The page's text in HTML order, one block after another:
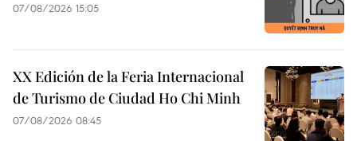
07/08/2026 15:05
XX Edición de la Feria Internacional
de Turismo de Ciudad Ho Chi Minh
07/08/2026 08:45